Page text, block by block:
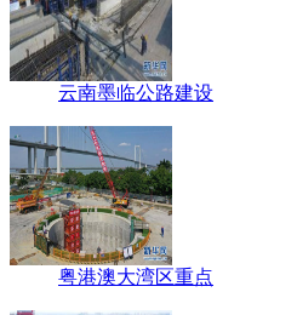
云南墨临公路建设
粤港澳大湾区重点